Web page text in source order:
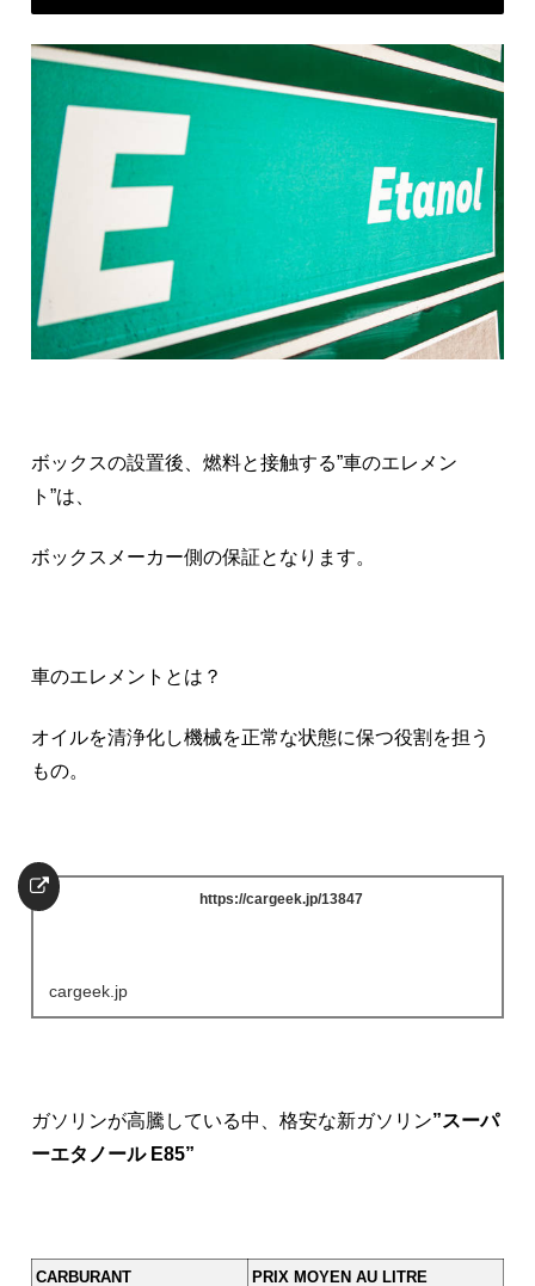
ボックスの設置後、燃料と接触する”車のエレメン
ト”は、
ボックスメーカー側の保証となります。
車のエレメントとは？
オイルを清浄化し機械を正常な状態に保つ役割を担う
もの。
https://cargeek.jp/13847
cargeek.jp
ガソリンが高騰している中、格安な新ガソリン”スーパ
ーエタノール E85”
CARBURANT PRIX MOYEN AU LITRE